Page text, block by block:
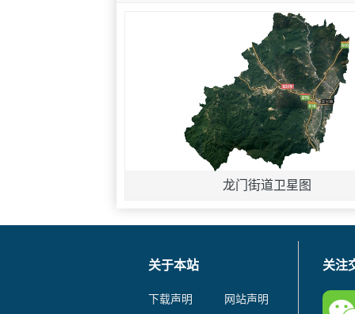
龙门街道卫星图
关于本站
下载声明
网站声明
关注